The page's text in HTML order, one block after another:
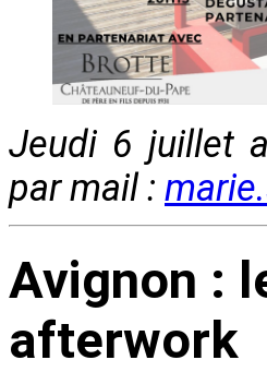
Jeudi 6 juillet
par mail :
Avignon :
afterwork